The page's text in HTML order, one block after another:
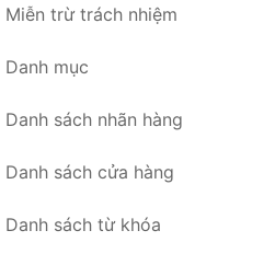
Miễn trừ trách nhiệm
Danh mục
Danh sách nhãn hàng
Danh sách cửa hàng
Danh sách từ khóa